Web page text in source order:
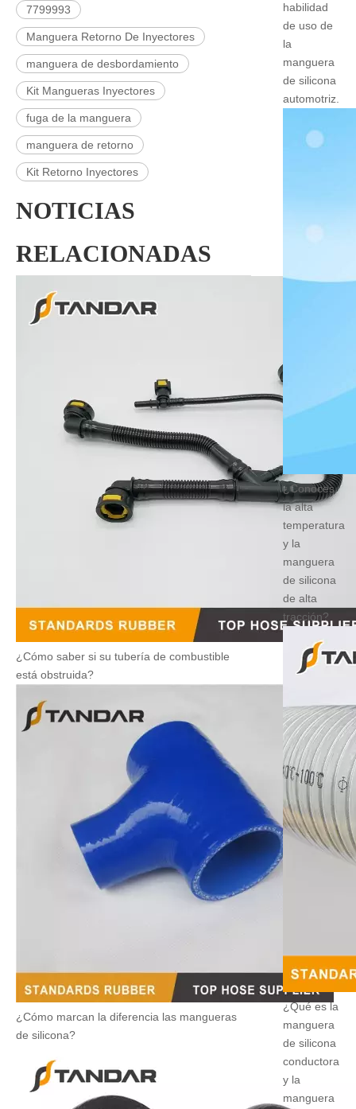
7799993
Manguera Retorno De Inyectores
manguera de desbordamiento
Kit Mangueras Inyectores
fuga de la manguera
manguera de retorno
Kit Retorno Inyectores
NOTICIAS
RELACIONADAS
¿Cómo saber si su tubería de combustible
está obstruida?
¿Cómo marcan la diferencia las mangueras
de silicona?
habilidad
de uso de
la
manguera
de silicona
automotriz.
¿Conoces
la alta
temperatura
y la
manguera
de silicona
de alta
tracción?
¿Qué es la
manguera
de silicona
conductora
y la
manguera